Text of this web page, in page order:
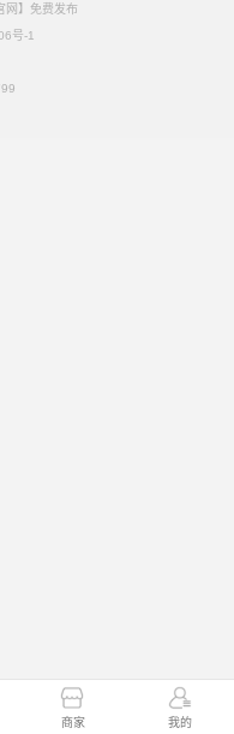
商家 我的
】免费发布
号-1